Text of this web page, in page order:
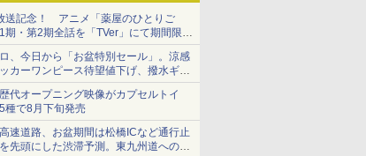
送記念！ アニメ「薬屋のひとりご
期・第2期全話を「TVer」にて期間限定
料配信開始
、今日から「お盆特別セール」。涼感
カーワンピース待望値下げ、撥水ギア
は1990円に
代オープニング映像がカプセルトイ
種で8月下旬発売
速道路、お盆期間は松橋ICなど通行止
先頭にした渋滞予測。東九州道への迂